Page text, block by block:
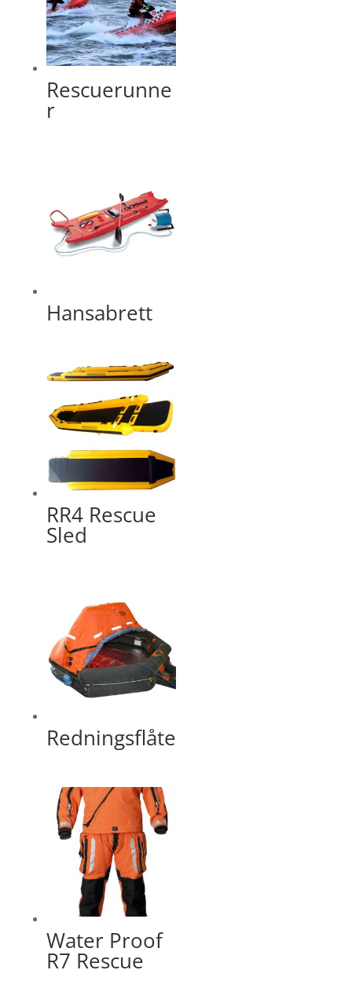
Rescuerunne
r
Hansabrett
RR4 Rescue
Sled
Redningsflåte
Water Proof
R7 Rescue